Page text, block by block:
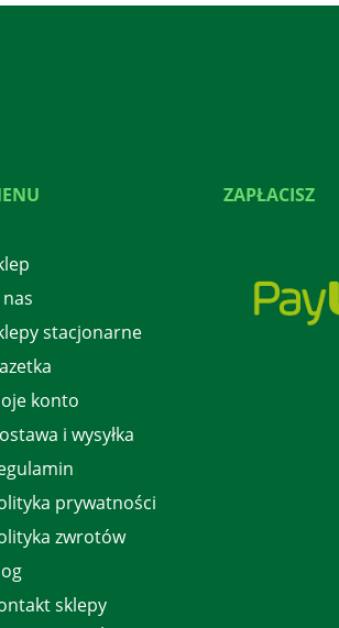
nas
stacjonarne
konto
i wysyłka
prywatności
zwrotów
sklepy
ZAPŁACISZ